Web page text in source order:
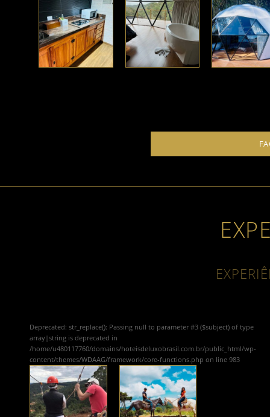
Deprecated: str_replace(): Passing null to parameter #3 ($subject) of type
array|string is deprecated in
/home/u480117760/domains/hoteisdeluxobrasil.com.br/public_html/wp-
content/themes/WDAAG/framework/core-functions.php on line 983